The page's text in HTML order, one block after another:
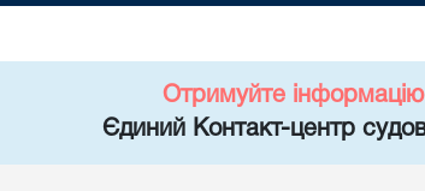
Отримуйте
Єдиний Контакт-центр